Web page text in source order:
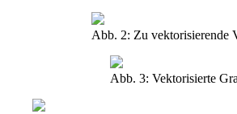
Abb. 2: Zu vektorisierende
Abb. 3: Vektorisierte